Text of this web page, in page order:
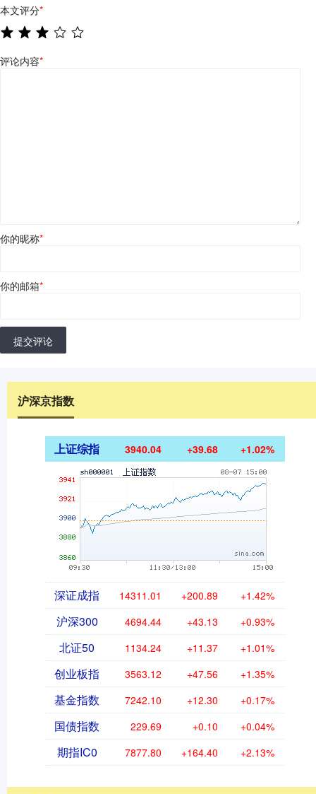
本文评分*
评论内容*
你的昵称*
你的邮箱*
提交评论
沪深京指数
上证综指 3940.04 +39.68 +1.02%
深证成指 14311.01 +200.89 +1.42%
沪深300 4694.44 +43.13 +0.93%
北证50 1134.24 +11.37 +1.01%
创业板指 3563.12 +47.56 +1.35%
基金指数 7242.10 +12.30 +0.17%
国债指数 229.69 +0.10 +0.04%
期指IC0 7877.80 +164.40 +2.13%